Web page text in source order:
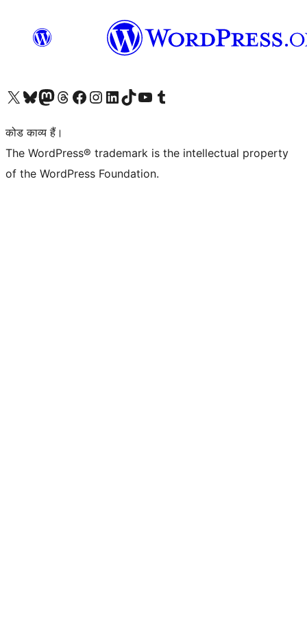
Visit our X (formerly Twitter) account
हमारे बलुस्की खाते पर जाएँVisit our Mastodon account
हमारे थ्रेड्स अकाउंट पर जाएंहमारे फेसबुक पेज पर जाएँहमारे इंस्टाग्राम अकाउंट पर जाएंहमारे लिंक्डइन खाते पर जाएँहमारे टिकटॉक खाते पर जाएँहमारे यूट्यूब चैनल पर जाएंहमारे Tumblr खाते पर जाएँ
कोड काव्य हैं।
The WordPress® trademark is the intellectual property
of the WordPress Foundation.